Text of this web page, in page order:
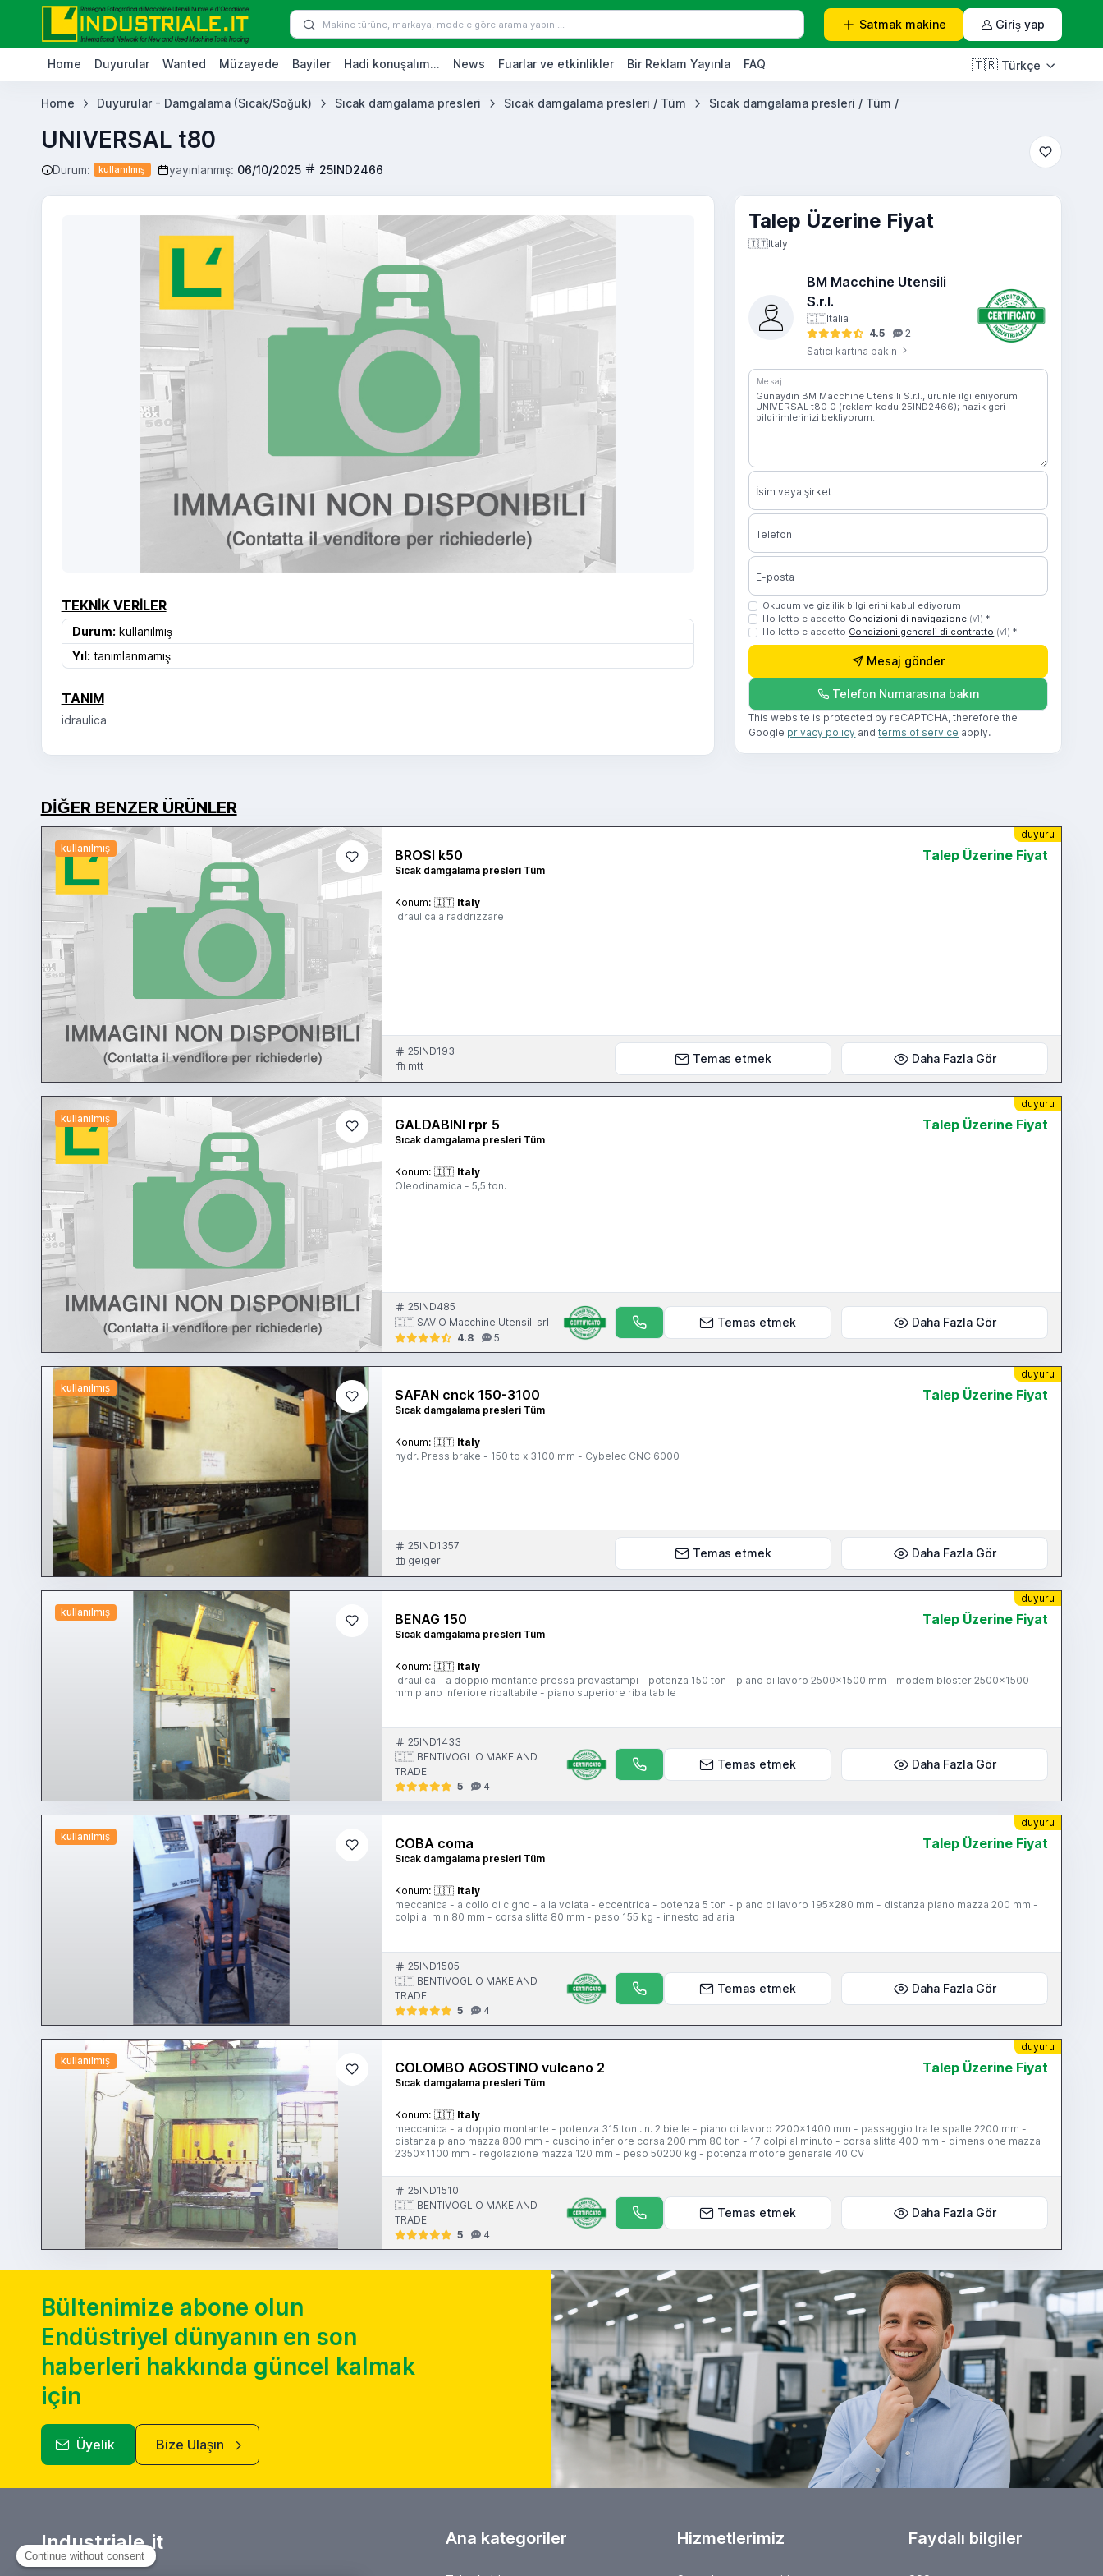
Satmak makine Giriş yap
Home Duyurular Wanted Müzayede Bayiler Hadi konuşalım... News Fuarlar ve etkinlikler Bir Reklam Yayınla FAQ 🇹🇷 Türkçe
Home Duyurular - Damgalama (Sıcak/Soğuk) Sıcak damgalama presleri Sıcak damgalama presleri / Tüm Sıcak damgalama presleri / Tüm /
UNIVERSAL t80
Durum: kullanılmış yayınlanmış: 06/10/2025 25IND2466
TEKNIK VERILER
Durum: kullanılmış
Yıl: tanımlanmamış
TANIM
idraulica
Talep Üzerine Fiyat
🇮🇹Italy
BM Macchine Utensili
S.r.l.
🇮🇹Italia
4.5
2
Satıcı kartına bakın
Mesaj
İsim veya şirket
Telefon
E-posta
Okudum ve gizlilik bilgilerini kabul ediyorum
Ho letto e accetto Condizioni di navigazione (v1) *
Ho letto e accetto Condizioni generali di contratto (v1) *
Mesaj gönder
Telefon Numarasına bakın
This website is protected by reCAPTCHA, therefore the
Google privacy policy andterms of service apply.
DIĞER BENZER ÜRÜNLER
kullanılmış
duyuru
BROSI k50
Sıcak damgalama presleri Tüm
Talep Üzerine Fiyat
Konum: 🇮🇹 Italy
idraulica a raddrizzare
25IND193
mtt
Temas etmek Daha Fazla Gör
kullanılmış
duyuru
GALDABINI rpr 5
Sıcak damgalama presleri Tüm
Talep Üzerine Fiyat
Konum: 🇮🇹 Italy
Oleodinamica - 5,5 ton.
25IND485
🇮🇹 SAVIO Macchine Utensili srl
4.8
5
Temas etmek Daha Fazla Gör
kullanılmış
duyuru
SAFAN cnck 150-3100
Sıcak damgalama presleri Tüm
Talep Üzerine Fiyat
Konum: 🇮🇹 Italy
hydr. Press brake - 150 to x 3100 mm - Cybelec CNC 6000
25IND1357
geiger
Temas etmek Daha Fazla Gör
kullanılmış
duyuru
BENAG 150
Sıcak damgalama presleri Tüm
Talep Üzerine Fiyat
Konum: 🇮🇹 Italy
idraulica - a doppio montante pressa provastampi - potenza 150 ton - piano di lavoro 2500x1500 mm - modem bloster 2500x1500
mm piano inferiore ribaltabile - piano superiore ribaltabile
25IND1433
🇮🇹 BENTIVOGLIO MAKE AND
TRADE
5
4
Temas etmek Daha Fazla Gör
kullanılmış
duyuru
COBA coma
Sıcak damgalama presleri Tüm
Talep Üzerine Fiyat
Konum: 🇮🇹 Italy
meccanica - a collo di cigno - alla volata - eccentrica - potenza 5 ton - piano di lavoro 195x280 mm - distanza piano mazza 200 mm -
colpi al min 80 mm - corsa slitta 80 mm - peso 155 kg - innesto ad aria
25IND1505
🇮🇹 BENTIVOGLIO MAKE AND
TRADE
5
4
Temas etmek Daha Fazla Gör
kullanılmış
duyuru
COLOMBO AGOSTINO vulcano 2
Sıcak damgalama presleri Tüm
Talep Üzerine Fiyat
Konum: 🇮🇹 Italy
meccanica - a doppio montante - potenza 315 ton . n. 2 bielle - piano di lavoro 2200x1400 mm - passaggio tra le spalle 2200 mm -
distanza piano mazza 800 mm - cuscino inferiore corsa 200 mm 80 ton - 17 colpi al minuto - corsa slitta 400 mm - dimensione mazza
2350x1100 mm - regolazione mazza 120 mm - peso 50200 kg - potenza motore generale 40 CV
25IND1510
🇮🇹 BENTIVOGLIO MAKE AND
TRADE
5
4
Temas etmek Daha Fazla Gör
Bültenimize abone olun
Endüstriyel dünyanın en son
haberleri hakkında güncel kalmak
için
Üyelik Bize Ulaşın
Industriale.it Ana kategoriler Hizmetlerimiz Faydalı bilgiler